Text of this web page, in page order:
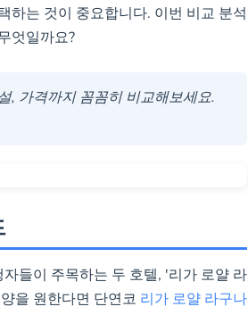
원하는 여행객에게 적
스토랑을 갖추고 있습
특가 확인
하는 것이 중요합니다. 이번 비교 분석
엇일까요?
, 가격까지 꼼꼼히 비교해보세요.
들이 주목하는 두 호텔, '리가 로얄 라
을 원한다면 단연코 리가 로얄 라구나